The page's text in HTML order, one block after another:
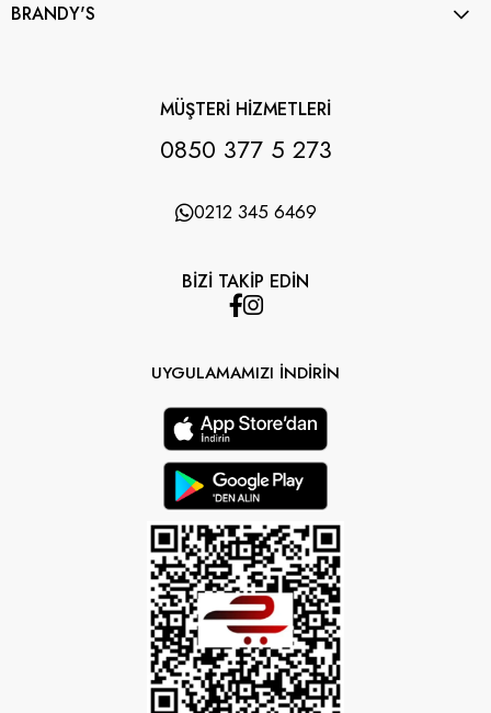
BRANDY'S
MÜŞTERİ HİZMETLERİ
0850 377 5 273
0212 345 6469
BİZİ TAKİP EDİN
UYGULAMAMIZI İNDİRİN